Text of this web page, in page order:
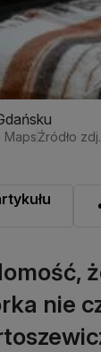
MapsŹródło
nie